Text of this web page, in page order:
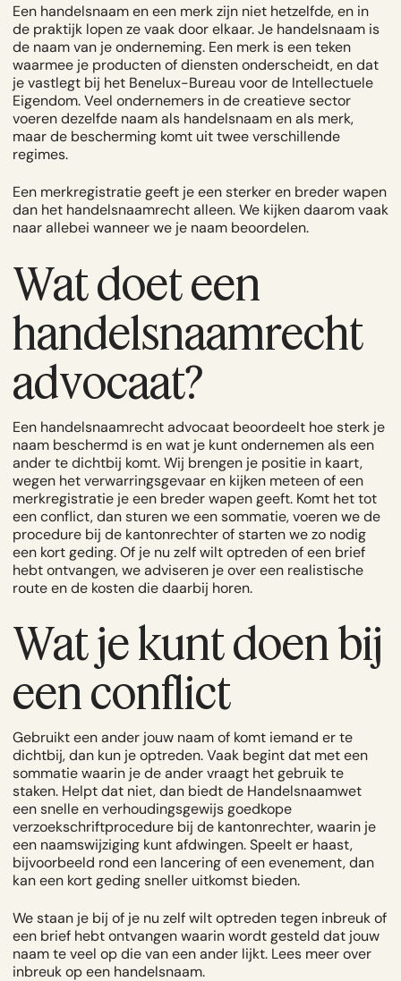
Een handelsnaam en een merk zijn niet hetzelfde, en in
de praktijk lopen ze vaak door elkaar. Je handelsnaam is
de naam van je onderneming. Een merk is een teken
waarmee je producten of diensten onderscheidt, en dat
je vastlegt bij het Benelux-Bureau voor de Intellectuele
Eigendom.Veel ondernemers in de creatieve sector
voeren dezelfde naam als handelsnaam en als merk,
maar de bescherming komt uit twee verschillende
regimes.
Een merkregistratie geeft je een sterker en breder wapen
dan het handelsnaamrecht alleen. We kijken daarom vaak
naar allebei wanneer we je naam beoordelen.
Wat doet een
handelsnaamrecht
advocaat?
Een handelsnaamrecht advocaat beoordeelt hoe sterk je
naam beschermd is en wat je kunt ondernemen als een
ander te dichtbij komt. Wij brengen je positie in kaart,
wegen het verwarringsgevaar en kijken meteen of een
merkregistratie je een breder wapen geeft. Komt het tot
een conflict, dan sturen we een sommatie, voeren we de
procedure bij de kantonrechter of starten we zo nodig
een kort geding. Of je nu zelf wilt optreden of een brief
hebt ontvangen, we adviseren je over een realistische
route en de kosten die daarbij horen.
Wat je kunt doen bij
een conflict
Gebruikt een ander jouw naam of komt iemand er te
dichtbij, dan kun je optreden. Vaak begint dat met een
sommatie waarin je de ander vraagt het gebruik te
staken. Helpt dat niet, dan biedt de Handelsnaamwet
een snelle en verhoudingsgewijs goedkope
verzoekschriftprocedure bij de kantonrechter, waarin je
een naamswijziging kunt afdwingen. Speelt er haast,
bijvoorbeeld rond een lancering of een evenement, dan
kan een kort geding sneller uitkomst bieden.
We staan je bij of je nu zelf wilt optreden tegen inbreuk of
een brief hebt ontvangen waarin wordt gesteld dat jouw
naam te veel op die van een ander lijkt. Lees meer over
inbreuk op een handelsnaam.